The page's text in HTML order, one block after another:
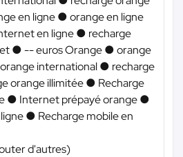
en ligne ● orange en ligne
en ligne ● recharge
● -- euros Orange ● orange
international ● recharge
orange illimitée ● Recharge
● Internet prépayé orange ●
● Recharge mobile en
d'autres)